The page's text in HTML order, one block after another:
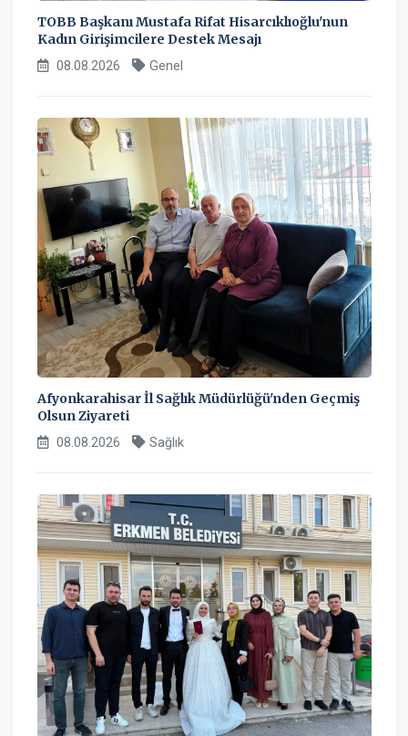
TOBB Başkanı Mustafa Rifat Hisarcıklıoğlu'nun
Kadın Girişimcilere Destek Mesajı
08.08.2026 Genel
Afyonkarahisar İl Sağlık Müdürlüğü'nden Geçmiş
Olsun Ziyareti
08.08.2026 Sağlık